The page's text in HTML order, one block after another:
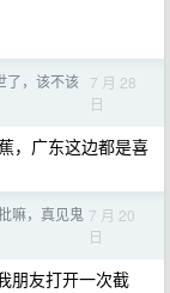
了，该不该 7 月 28
日
，广东这边都是喜
嘛，真见鬼 7 月 20
日
朋友打开一次截